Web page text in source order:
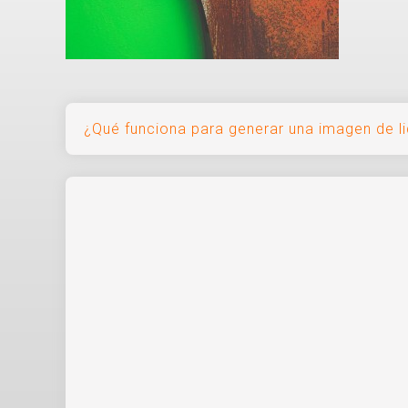
Navegación
de
¿Qué funciona para generar una imagen de